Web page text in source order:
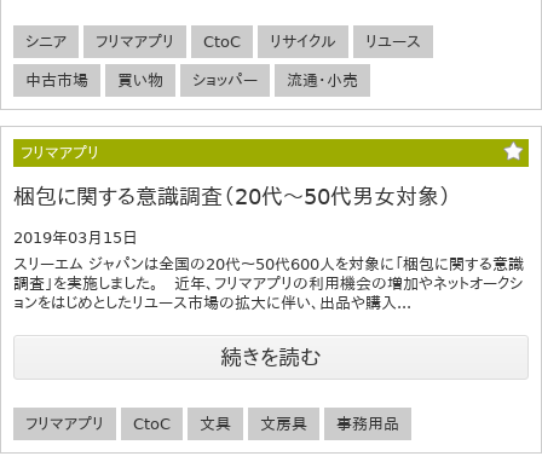
シニア フリマアプリ CtoC リサイクル リユース
中古市場 買い物 ショッパー 流通・小売
フリマアプリ
梱包に関する意識調査（20代～50代男女対象）
2019年03月15日
スリーエム ジャパンは全国の20代～50代600人を対象に「梱包に関する意識
調査」を実施しました。 近年、フリマアプリの利用機会の増加やネットオークシ
ョンをはじめとしたリユース市場の拡大に伴い、出品や購入...
続きを読む
フリマアプリ CtoC 文具 文房具 事務用品